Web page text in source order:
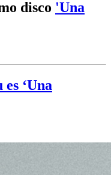
disco 'Una
‘Una